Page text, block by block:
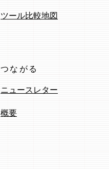
ツール比較地図
つながる
ニュースレター
概要